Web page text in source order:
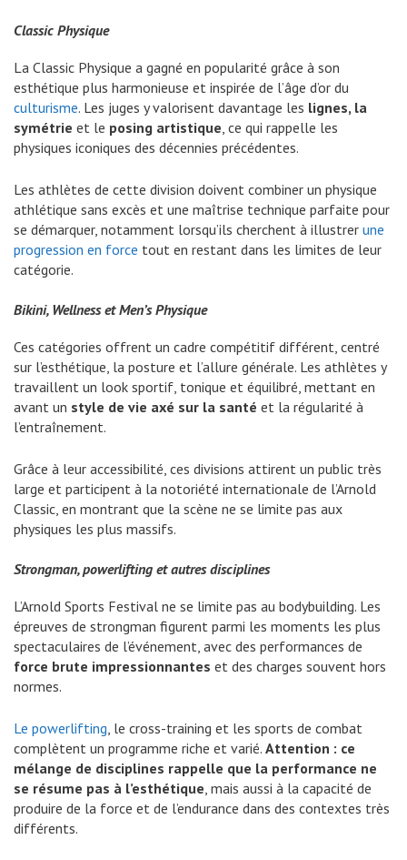
Classic Physique
La Classic Physique a gagné en popularité grâce à son
esthétique plus harmonieuse et inspirée de l’âge d’or du
culturisme. Les juges y valorisent davantage les lignes, la
symétrie et le posing artistique, ce qui rappelle les
physiques iconiques des décennies précédentes.
Les athlètes de cette division doivent combiner un physique
athlétique sans excès et une maîtrise technique parfaite pour
se démarquer, notamment lorsqu’ils cherchent à illustrer une
progression en force tout en restant dans les limites de leur
catégorie.
Bikini, Wellness et Men’s Physique
Ces catégories offrent un cadre compétitif différent, centré
sur l’esthétique, la posture et l’allure générale. Les athlètes y
travaillent un look sportif, tonique et équilibré, mettant en
avant un style de vie axé sur la santé et la régularité à
l’entraînement.
Grâce à leur accessibilité, ces divisions attirent un public très
large et participent à la notoriété internationale de l’Arnold
Classic, en montrant que la scène ne se limite pas aux
physiques les plus massifs.
Strongman, powerlifting et autres disciplines
L’Arnold Sports Festival ne se limite pas au bodybuilding. Les
épreuves de strongman figurent parmi les moments les plus
spectaculaires de l’événement, avec des performances de
force brute impressionnantes et des charges souvent hors
normes.
Le powerlifting, le cross-training et les sports de combat
complètent un programme riche et varié. Attention : ce
mélange de disciplines rappelle que la performance ne
se résume pas à l’esthétique, mais aussi à la capacité de
produire de la force et de l’endurance dans des contextes très
différents.